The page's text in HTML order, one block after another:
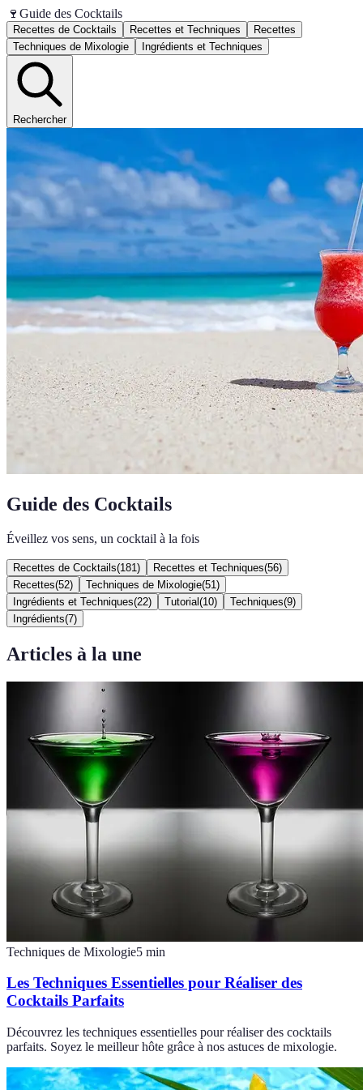
🍷 Guide des Cocktails
Recettes de Cocktails Recettes et Techniques
Recettes
Techniques de Mixologie
Ingrédients et Techniques
Rechercher
Guide des Cocktails
Éveillez vos sens, un cocktail à la fois
Recettes de Cocktails(181 ) Recettes et Techniques(56)
Recettes(52) Techniques de Mixologie(51 )
Ingrédients et Techniques(22) Tutorial (10) Techniques(9)
Ingrédients(7)
Articles à la une
Techniques de Mixologie5 min
Les Techniques Essentielles pour Réaliser des
Cocktails Parfaits
Découvrez les techniques essentielles pour réaliser des cocktails
parfaits. Soyez le meilleur hôte grâce à nos astuces de mixologie.